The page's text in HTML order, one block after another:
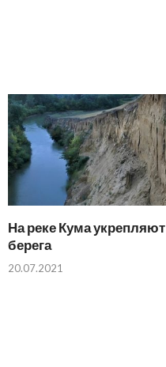
На реке Кума укрепляют
берега
20.07.2021